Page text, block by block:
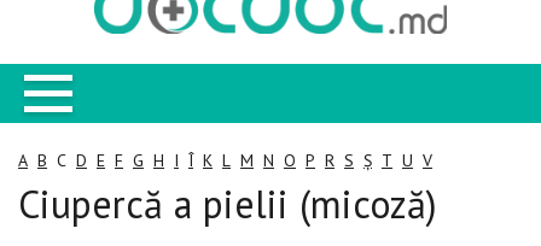
A B C D E F G H I Î K L M N O P R S Ș T U V
Ciupercă a pielii (micoză)